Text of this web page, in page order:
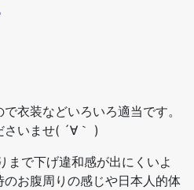
衣装などいろいろ適当です。
さいませ( ´∀｀ )
まで下げ違和感が出にくいよ
お腹周りの感じや日本人的体